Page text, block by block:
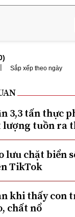
)
| Sắp xếp theo ngày
3,3 tấn thực
lượng tuồn ra
lưu chặt biển
TikTok
khi thấy con
chất nổ